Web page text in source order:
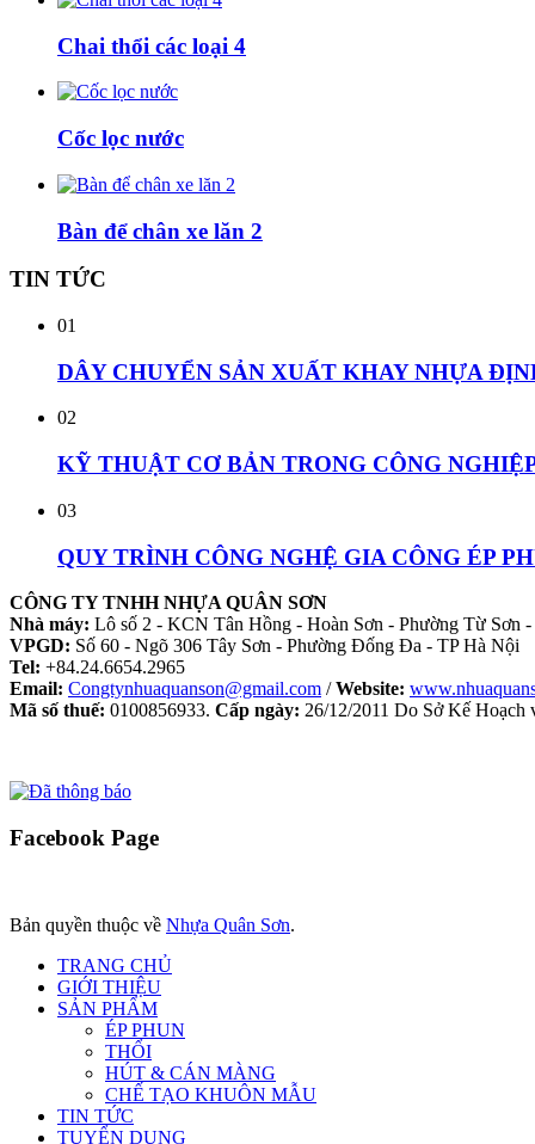
Chai thổi các loại 4
Cốc lọc nước
Bàn để chân xe lăn 2
TIN TỨC
01
DÂY CHUYỂN SẢN XUẤT KHAY NHỰA
02
KỸ THUẬT CƠ BẢN TRONG CÔNG
03
QUY TRÌNH CÔNG NGHỆ GIA CÔNG ÉP
CÔNG TY TNHH NHỰA QUÂN SƠN
Nhà máy: Lô số 2 - KCN Tân Hồng - Hoàn Sơn - Phường Từ Sơn
VPGD: Số 60 - Ngõ 306 Tây Sơn - Phường Đống Đa - TP Hà Nội
Tel: +84.24.6654.2965
Email: Congtynhuaquanson@gmail.com /Website:
Mã số thuế: 0100856933. Cấp ngày: 26/12/2011 Do Sở Kế
Facebook Page
Bản quyền thuộc về Nhựa Quân Sơn.
TRANG CHỦ
GIỚI THIỆU
SẢN PHẨM
ÉP PHUN
THỔI
HÚT & CÁN MÀNG
CHẾ TẠO KHUÔN MẪU
TIN TỨC
TUYỂN DỤNG